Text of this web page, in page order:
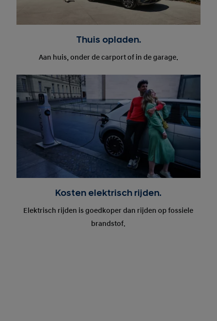
Thuis opladen.
Aan huis, onder de carport of in de garage.
Kosten elektrisch rijden.
Elektrisch rijden is goedkoper dan rijden op fossiele
brandstof.